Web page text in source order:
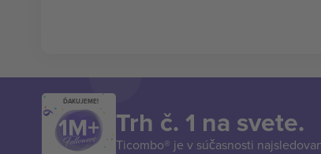
ĎAKUJEME!
Trh č. 1 na svete.
Ticombo® je v súčasnosti